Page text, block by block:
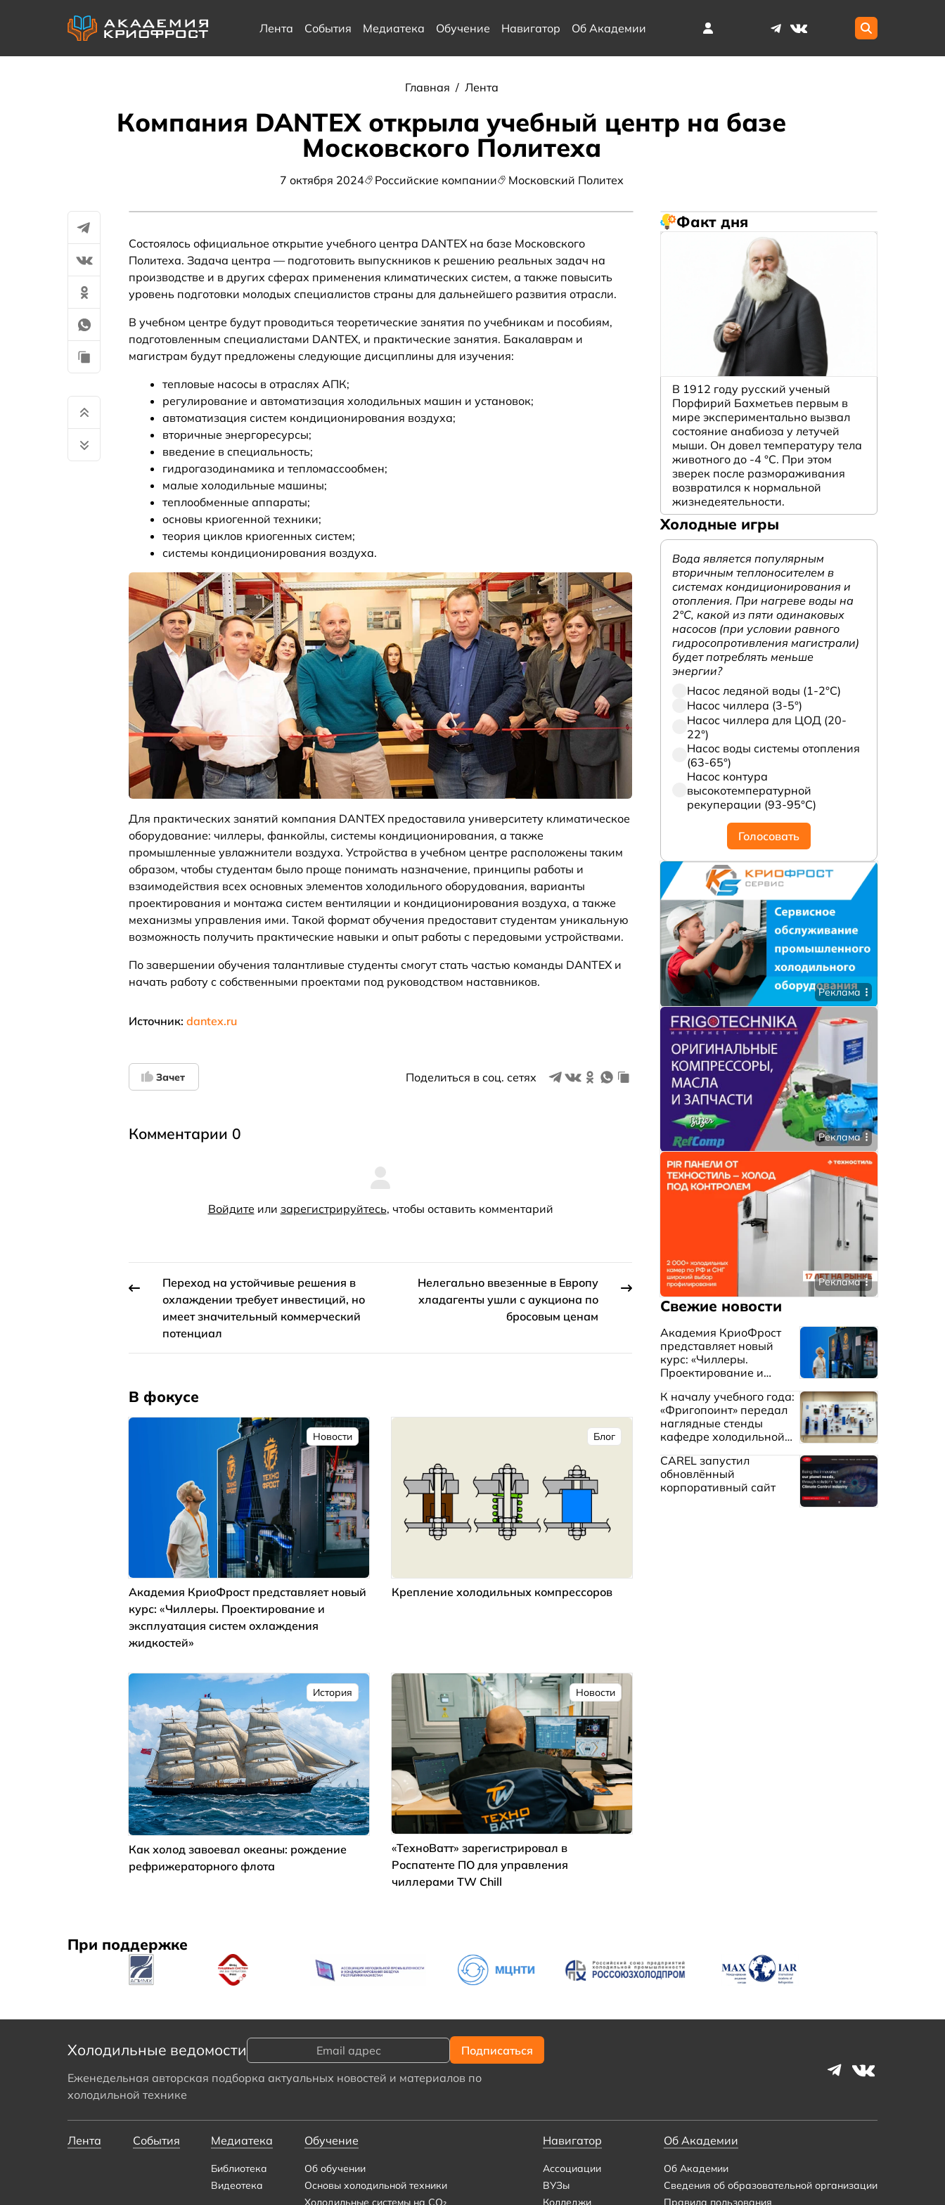
Лента События Медиатека Обучение Навигатор Об Академии
Главная / Лента
Компания DANTEX открыла учебный центр на базе
Московского Политеха
7 октября 2024 Российские компании Московский Политех
Состоялось официальное открытие учебного центра DANTEX на базе Московского
Политеха. Задача центра — подготовить выпускников к решению реальных задач на
производстве и в других сферах применения климатических систем, а также повысить
уровень подготовки молодых специалистов страны для дальнейшего развития отрасли.
В учебном центре будут проводиться теоретические занятия по учебникам и пособиям,
подготовленным специалистами DANTEX, и практические занятия. Бакалаврам и
магистрам будут предложены следующие дисциплины для изучения:
тепловые насосы в отраслях АПК;
регулирование и автоматизация холодильных машин и установок;
автоматизация систем кондиционирования воздуха;
вторичные энергоресурсы;
введение в специальность;
гидрогазодинамика и тепломассообмен;
малые холодильные машины;
теплообменные аппараты;
основы криогенной техники;
теория циклов криогенных систем;
системы кондиционирования воздуха.
Для практических занятий компания DANTEX предоставила университету климатическое
оборудование: чиллеры, фанкойлы, системы кондиционирования, а также
промышленные увлажнители воздуха. Устройства в учебном центре расположены таким
образом, чтобы студентам было проще понимать назначение, принципы работы и
взаимодействия всех основных элементов холодильного оборудования, варианты
проектирования и монтажа систем вентиляции и кондиционирования воздуха, а также
механизмы управления ими. Такой формат обучения предоставит студентам уникальную
возможность получить практические навыки и опыт работы с передовыми устройствами.
По завершении обучения талантливые студенты смогут стать частью команды DANTEX и
начать работу с собственными проектами под руководством наставников.
Источник: dantex.ru
Зачет Поделиться в соц. сетях
Комментарии 0
Войдите или зарегистрируйтесь, чтобы оставить комментарий
Переход на устойчивые решения в
охлаждении требует инвестиций, но
имеет значительный коммерческий
потенциал
Нелегально ввезенные в Европу
хладагенты ушли с аукциона по
бросовым ценам
В фокусе
Новости
Академия КриоФрост представляет новый
курс: «Чиллеры. Проектирование и
эксплуатация систем охлаждения
жидкостей»
Блог
Крепление холодильных компрессоров
История
Как холод завоевал океаны: рождение
рефрижераторного флота
Новости
«ТехноВатт» зарегистрировал в
Роспатенте ПО для управления
чиллерами TW Chill
Факт дня
В 1912 году русский ученый
Порфирий Бахметьев первым в
мире экспериментально вызвал
состояние анабиоза у летучей
мыши. Он довел температуру тела
животного до -4 °C. При этом
зверек после размораживания
возвратился к нормальной
жизнедеятельности.
Холодные игры
Вода является популярным
вторичным теплоносителем в
системах кондиционирования и
отопления. При нагреве воды на
2°С, какой из пяти одинаковых
насосов (при условии равного
гидросопротивления магистрали)
будет потреблять меньше
энергии?
Насос ледяной воды (1-2°С)
Насос чиллера (3-5°)
Насос чиллера для ЦОД (20-
22°)
Насос воды системы отопления
(63-65°)
Насос контура
высокотемпературной
рекуперации (93-95°С)
Голосовать
Реклама
Реклама
Реклама
Свежие новости
Академия КриоФрост
представляет новый
курс: «Чиллеры.
Проектирование и
охлаждения жидкостей»
К началу учебного года:
«Фригопоинт» передал
наглядные стенды
кафедре холодильной
Баумана
CAREL запустил
обновлённый
корпоративный сайт
При поддержке
Холодильные ведомости
Еженедельная авторская подборка актуальных новостей и материалов по
холодильной технике
Лента События Медиатека
Библиотека
Видеотека
Обучение
Об обучении
Основы холодильной техники
Холодильные системы на CO₂
Навигатор
Ассоциации
ВУЗы
Колледжи
Об Академии
Об Академии
Сведения об образовательной организации
Правила пользования